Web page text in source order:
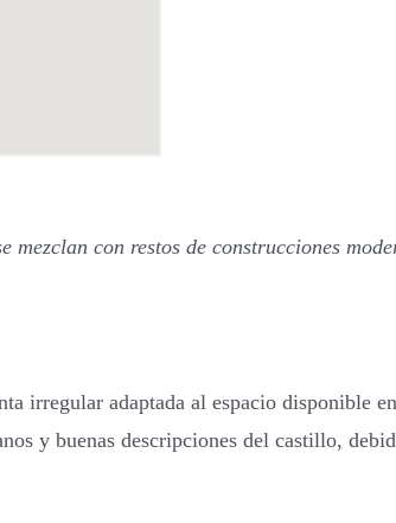
mezclan con restos de construcciones
irregular adaptada al espacio disponible
y buenas descripciones del castillo,